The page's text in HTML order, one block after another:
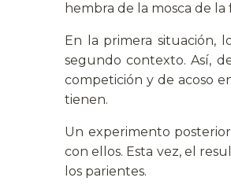
hembra de la mosca de
En la primera situación,
segundo contexto. Así,
competición y de acoso
tienen.
Un experimento
con ellos. Esta vez, el
los parientes.